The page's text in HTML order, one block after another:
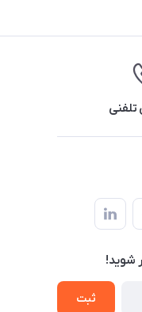
تلفنی
شوید!
ثبت